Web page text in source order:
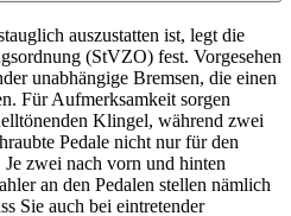
auszustatten ist, legt die
(StVZO) fest. Vorgesehen
unabhängige Bremsen, die einen
Für Aufmerksamkeit sorgen
Klingel, während zwei
Pedale nicht nur für den
zwei nach vorn und hinten
an den Pedalen stellen nämlich
Sie auch bei eintretender